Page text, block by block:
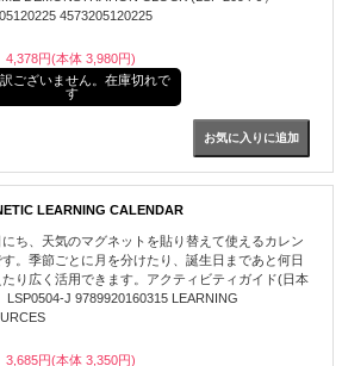
4573205120225
4,378円(本体 3,980円)
ございません。在庫切れで
す
LEARNING CALENDAR
にち、天気のマグネットを貼り替えて使えるカレン
す。季節ごとに月を分けたり、誕生日まであと何日
り広く活用できます。アクティビティガイド(日本
LSP0504-J 9789920160315 LEARNING
3,685円(本体 3,350円)